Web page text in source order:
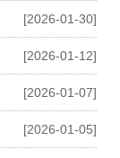
[2026-01-30]
[2026-01-12]
[2026-01-07]
[2026-01-05]